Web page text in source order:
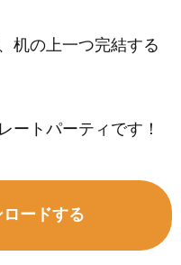
机の上一つ完結する
ートパーティです！
ードする